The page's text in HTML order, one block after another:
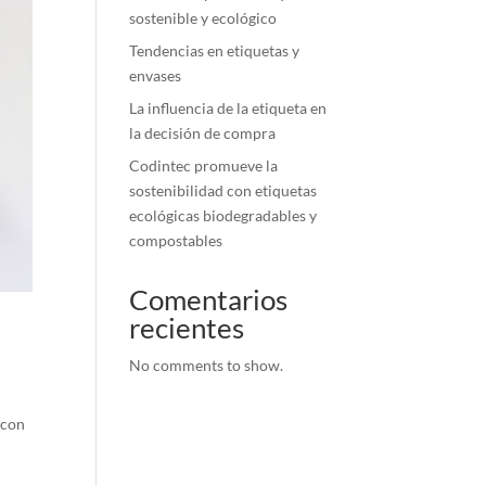
sostenible y ecológico
Tendencias en etiquetas y
envases
La influencia de la etiqueta en
la decisión de compra
Codintec promueve la
sostenibilidad con etiquetas
ecológicas biodegradables y
compostables
Comentarios
recientes
No comments to show.